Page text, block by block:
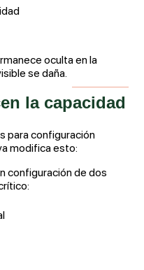
oculta en la
se daña.
la capacidad
para configuración
modifica esto:
configuración de dos